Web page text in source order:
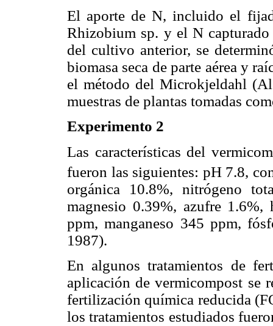
El aporte de N, incluido el
Rhizobium sp. y el N
del cultivo anterior, se
biomasa seca de parte aérea y
el método del Microkjeldahl
muestras de plantas tomadas
Experimento 2
Las características del
fueron las siguientes: pH 7.8,
orgánica 10.8%, nitrógeno
magnesio 0.39%, azufre
ppm, manganeso 345 ppm,
1987).
En algunos tratamientos de
aplicación de vermicompost se
fertilización química reducida
los tratamientos estudiados